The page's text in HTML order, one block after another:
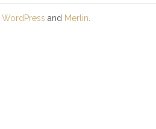
WordPress and Merlin